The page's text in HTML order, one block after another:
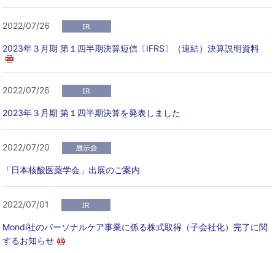
2022/07/26
2023年３月期 第１四半期決算短信〔IFRS〕（連結）決算説明資料
2022/07/26
2023年３月期 第１四半期決算を発表しました
2022/07/20
「日本核酸医薬学会」出展のご案内
2022/07/01
Mondi社のパーソナルケア事業に係る株式取得（子会社化）完了に関
するお知らせ